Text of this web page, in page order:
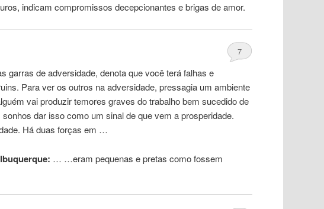
indicam compromissos decepcionantes e brigas de amor.
7
garras de adversidade, denota que você terá falhas e
Para ver os outros na adversidade, pressagia um ambiente
vai produzir temores graves do trabalho bem sucedido de
dar isso como um sinal de que vem a prosperidade.
Há duas forças em …
… …eram pequenas epretas como fossem